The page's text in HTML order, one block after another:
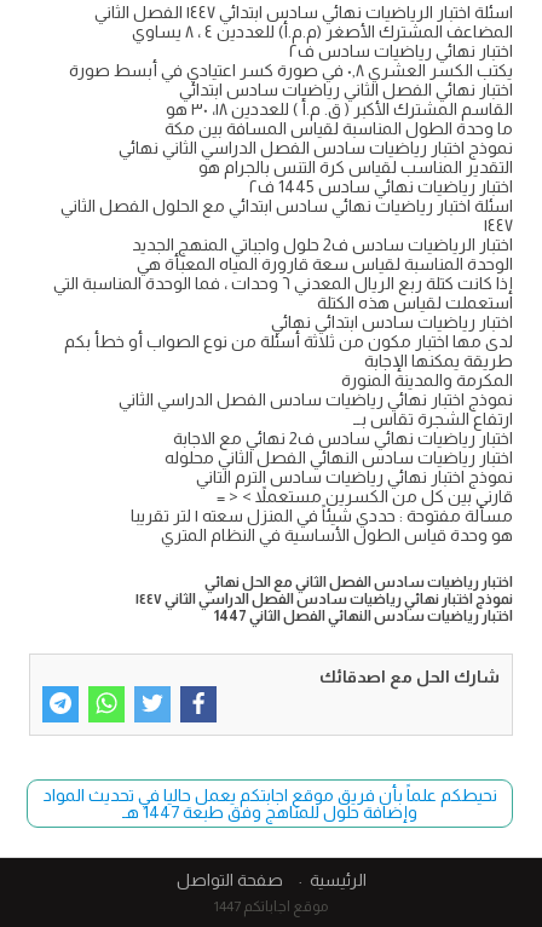
اسئلة اختبار الرياضيات نهائي سادس ابتدائي ١٤٤٧ الفصل الثاني
المضاعف المشترك الأصغر (م.م.أ) للعددين ٤ ، ٨ يساوي
اختبار نهائي رياضيات سادس ف٢
يكتب الكسر العشري ٠,٨ في صورة كسر اعتيادي في أبسط صورة
اختبار نهائي الفصل الثاني رياضيات سادس ابتدائي
القاسم المشترك الأكبر ( ق. م.أ ) للعددين ١٨، ٣٠ هو
ما وحدة الطول المناسبة لقياس المسافة بين مكة
نموذج اختبار رياضيات سادس الفصل الدراسي الثاني نهائي
التقدير المناسب لقياس كرة التنس بالجرام هو
اختبار رياضيات نهائي سادس 1445 ف٢
اسئلة اختبار رياضيات نهائي سادس ابتدائي مع الحلول الفصل الثاني
١٤٤٧
اختبار الرياضيات سادس ف2 حلول واجباتي المنهج الجديد
الوحدة المناسبة لقياس سعة قارورة المياه المعبأة هي
إذا كانت كتلة ربع الريال المعدني ٦ وحدات ، فما الوحدة المناسبة التي
استعملت لقياس هذه الكتلة
اختبار رياضيات سادس ابتدائي نهائي
لدى مها اختبار مكون من ثلاثة أسئلة من نوع الصواب أو خطأ بكم
طريقة يمكنها الإجابة
المكرمة والمدينة المنورة
نموذج اختبار نهائي رياضيات سادس الفصل الدراسي الثاني
ارتفاع الشجرة تقاس بــ
اختبار رياضيات نهائي سادس ف2 نهائي مع الاجابة
اختبار رياضيات سادس النهائي الفصل الثاني محلوله
نموذج اختبار نهائي رياضيات سادس الترم التاني
قارني بين كل من الكسرين مستعملاً > < =
مسألة مفتوحة : حددي شيئاً في المنزل سعته ١ لتر تقريبا
هو وحدة قياس الطول الأساسية في النظام المتري
اختبار رياضيات سادس الفصل الثاني مع الحل نهائي
نموذج اختبار نهائي رياضيات سادس الفصل الدراسي الثاني ١٤٤٧
اختبار رياضيات سادس النهائي الفصل الثاني 1447
شارك الحل مع اصدقائك
نحيطكم علماً بأن فريق موقع اجابتكم يعمل حاليا في تحديث المواد
وإضافة حلول للمناهج وفق طبعة 1447 هـ
الرئيسية صفحة التواصل
موقع اجاباتكم 1447